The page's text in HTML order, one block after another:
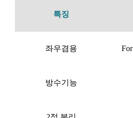
특징
좌우겸용
방수기능